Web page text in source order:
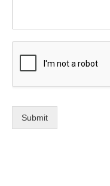
Submit